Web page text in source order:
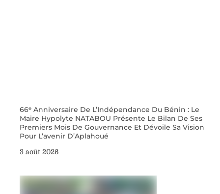
66ᵉ Anniversaire De L’Indépendance Du Bénin : Le
Maire Hypolyte NATABOU Présente Le Bilan De Ses
Premiers Mois De Gouvernance Et Dévoile Sa Vision
Pour L’avenir D’Aplahoué
3 août 2026